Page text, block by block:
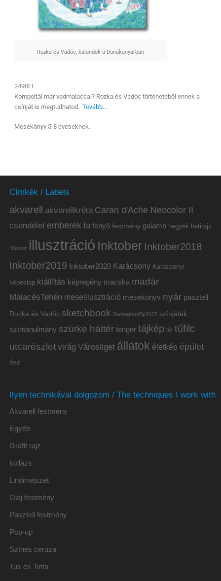
Rozka és Vadóc, kalandok a Dunakanyarban
2490Ft
Kompoltál már vadmalaccal? Rozka és Vadóc történetéből ennek a
csínját is megtudhatod. Tovább…
Mesekönyv 5-8 éveseknek.
Címkék / Labels
akvarell akvarellkréta Caran d'Ache Neocolor II
csendélet emberek fa fenyő festmény galamb hegyek hetirajz
Húsvét illusztráció Inktober Inktober2018
Inktober2019 Inktober2020 Karácsony Karácsonyi
képeslap kiállítás képregény macska madár
MalacésTehén meseillusztráció mesekönyv nyár pasztell
Rozka és Vadóc sketchbook SwimathonBp2022 színjáték
színtanulmány szürke háttér tenger tájkép tél tűfilc
utcarészlet virág Városliget állatok életkép épület
ősz
Ilyen technikával dolgozom / The techniques I work with
Akvarell festmény
Egyéb
Grafit rajz
kollázs
Linómetszet
Olaj festmény
Pasztell festmény
Pop-up
Színes ceruza
Tus és Tinta